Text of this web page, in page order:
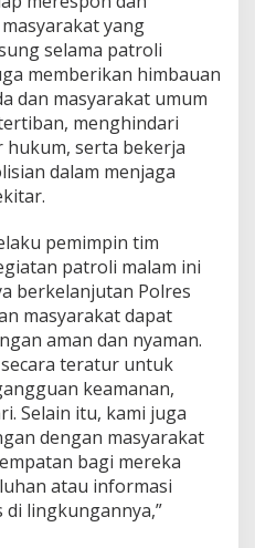
yang
selama patroli
memberikan himbauan
dan masyarakat umum
menghindari
serta bekerja
dalam menjaga
pemimpin tim
patroli malam ini
berkelanjutan Polres
masyarakat dapat
aman dan nyaman.
teratur untuk
keamanan,
Selain itu, kami juga
dengan masyarakat
bagi mereka
atau informasi
lingkungannya,”